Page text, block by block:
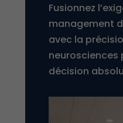
Fusionnez
management
avec la
neurosciences
décision